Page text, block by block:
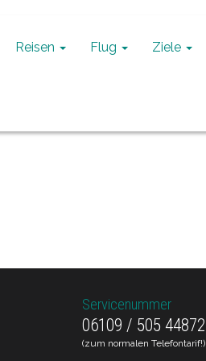
Reisen Flug Ziele
Servicenummer
06109 / 505 44872
(zum normalen Telefontarif!)